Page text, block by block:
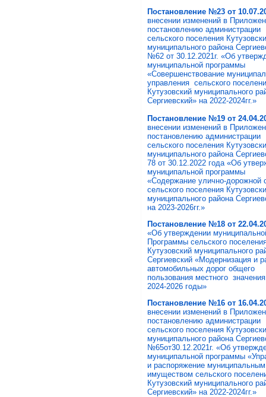
Постановление №23 от
внесении изменений в
постановлению администрации
сельского поселения
муниципального района
№62 от 30.12.2021г. «Об
муниципальной программы
«Совершенствование
управления сельского
Кутузовский муниципального
Сергиевский» на 2022-2024гг.»
Постановление №19 от
внесении изменений в
постановлению администрации
сельского поселения
муниципального района
78 от 30.12.2022 года «Об
муниципальной программы
«Содержание улично-дорожной
сельского поселения
муниципального района
на 2023-2026гг.»
Постановление №18 от
«Об утверждении
Программы сельского
Кутузовский муниципального
Сергиевский «Модернизация и
автомобильных дорог общего
пользования местного
2024-2026 годы»
Постановление №16 от
внесении изменений в
постановлению администрации
сельского поселения
муниципального района
№65от30.12.2021г. «Об
муниципальной программы
и распоряжение муниципальным
имуществом сельского
Кутузовский муниципального
Сергиевский» на 2022-2024гг.»